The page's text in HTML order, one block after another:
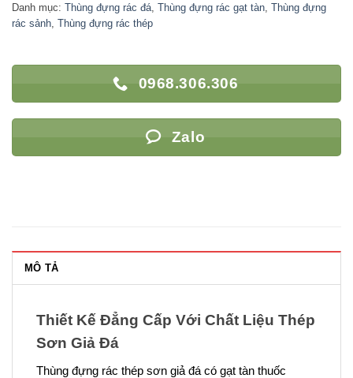
Danh mục: Thùng đựng rác đá Thùng đựng rác gạt tàn Thùng đựng
rác sảnh Thùng đựng rác thép
0968.306.306
Zalo
MÔ TẢ
Thiết Kế Đẳng Cấp Với Chất Liệu Thép
Sơn Giả Đá
Thùng đựng rác thép sơn giả đá có gạt tàn thuốc